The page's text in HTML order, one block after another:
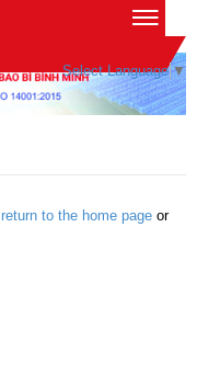
Select Language ▼
return to the home page or